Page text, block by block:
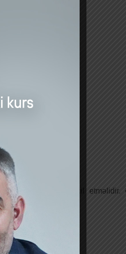
da sistemə daxil